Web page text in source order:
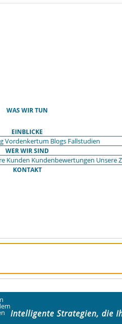
WAS WIR TUN
EINBLICKE
Vordenkertum Blogs Fallstudien
WER WIR SIND
Kunden Kundenbewertungen Unsere
KONTAKT
Intelligente Strategien, die